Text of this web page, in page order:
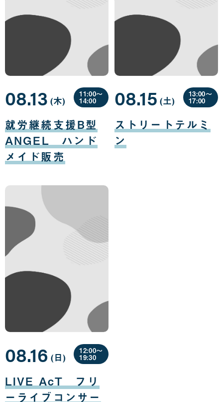
就労継続支援B型
ANGEL ハンド
メイド販売
08.13
月
13
日
(木曜
日
)
11:00〜
14:00
ストリートテルミ
ン
08.15
月
15
日
(土曜
日
)
13:00〜
17:00
LIVE AcT フリ
ーライブコンサー
08.16
月
16
日
(日曜
日
)
12:00〜
19:30